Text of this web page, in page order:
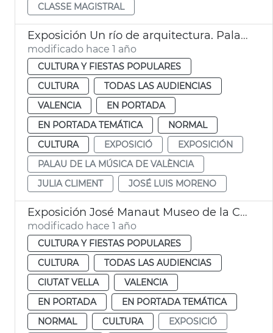
CLASSE MAGISTRAL
Exposición Un río de arquitectura. Palau de la Música de València
modificado hace 1 año
CULTURA Y FIESTAS POPULARES
CULTURA
TODAS LAS AUDIENCIAS
VALENCIA
EN PORTADA
EN PORTADA TEMÁTICA
NORMAL
CULTURA
EXPOSICIÓ
EXPOSICIÓN
PALAU DE LA MÚSICA DE VALÈNCIA
JULIA CLIMENT
JOSÉ LUIS MORENO
Exposición José Manaut Museo de la Ciudad València
modificado hace 1 año
CULTURA Y FIESTAS POPULARES
CULTURA
TODAS LAS AUDIENCIAS
CIUTAT VELLA
VALENCIA
EN PORTADA
EN PORTADA TEMÁTICA
NORMAL
CULTURA
EXPOSICIÓ